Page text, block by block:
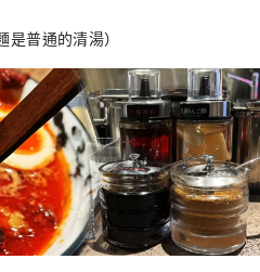
普通的清湯）